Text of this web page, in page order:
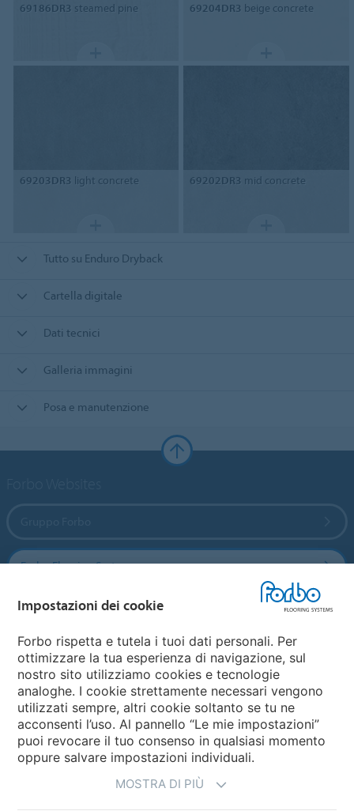
69186DR3 steamed pine 69204DR3 beige concrete
69203DR3 light concrete 69202DR3 mid concrete
Tutto su Enduro Dryback
Cartella digitale
Dati tecnici
Galleria immagini
Posa e manutenzione
Forbo Flooring Systems
Forbo Movement Systems
Seleziona una nazione
Seleziona una nazione
Impostazioni dei cookie
Forbo rispetta e tutela i tuoi dati personali. Per
ottimizzare la tua esperienza di navigazione, sul
nostro sito utilizziamo cookies e tecnologie
analoghe. I cookie strettamente necessari vengono
utilizzati sempre, altri cookie soltanto se tu ne
acconsenti l’uso. Al pannello “Le mie impostazioni”
puoi revocare il tuo consenso in qualsiasi momento
oppure salvare impostazioni individuali.
MOSTRA DI PIÙ